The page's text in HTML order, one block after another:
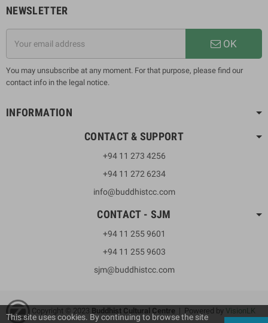
NEWSLETTER
OK
You may unsubscribe at any moment. For that purpose, please find our
contact info in the legal notice.
INFORMATION
CONTACT & SUPPORT
+94 11 273 4256
+94 11 272 6234
info@buddhistcc.com
CONTACT - SJM
+94 11 255 9601
+94 11 255 9603
sjm@buddhistcc.com
Copyright © 2023 Buddhist Cultural Centre | Powered by VisionLK
This site uses cookies. By continuing to browse the site